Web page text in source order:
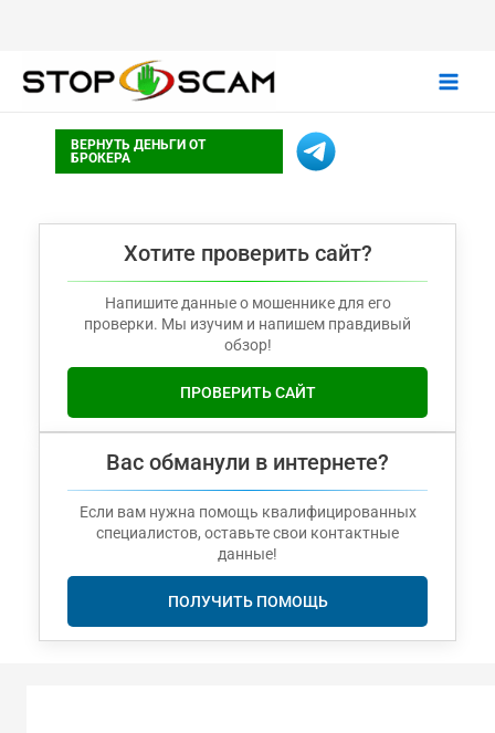
ВЕРНУТЬ ДЕНЬГИ ОТ
БРОКЕРА
Хотите проверить сайт?
Напишите данные о мошеннике для его
проверки. Мы изучим и напишем правдивый
обзор!
ПРОВЕРИТЬ САЙТ
Вас обманули в интернете?
Если вам нужна помощь квалифицированных
специалистов, оставьте свои контактные
данные!
ПОЛУЧИТЬ ПОМОЩЬ